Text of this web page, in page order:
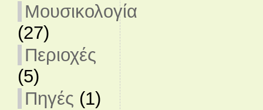
Μουσικολογία
(27)
Περιοχές
(5)
Πηγές (1)